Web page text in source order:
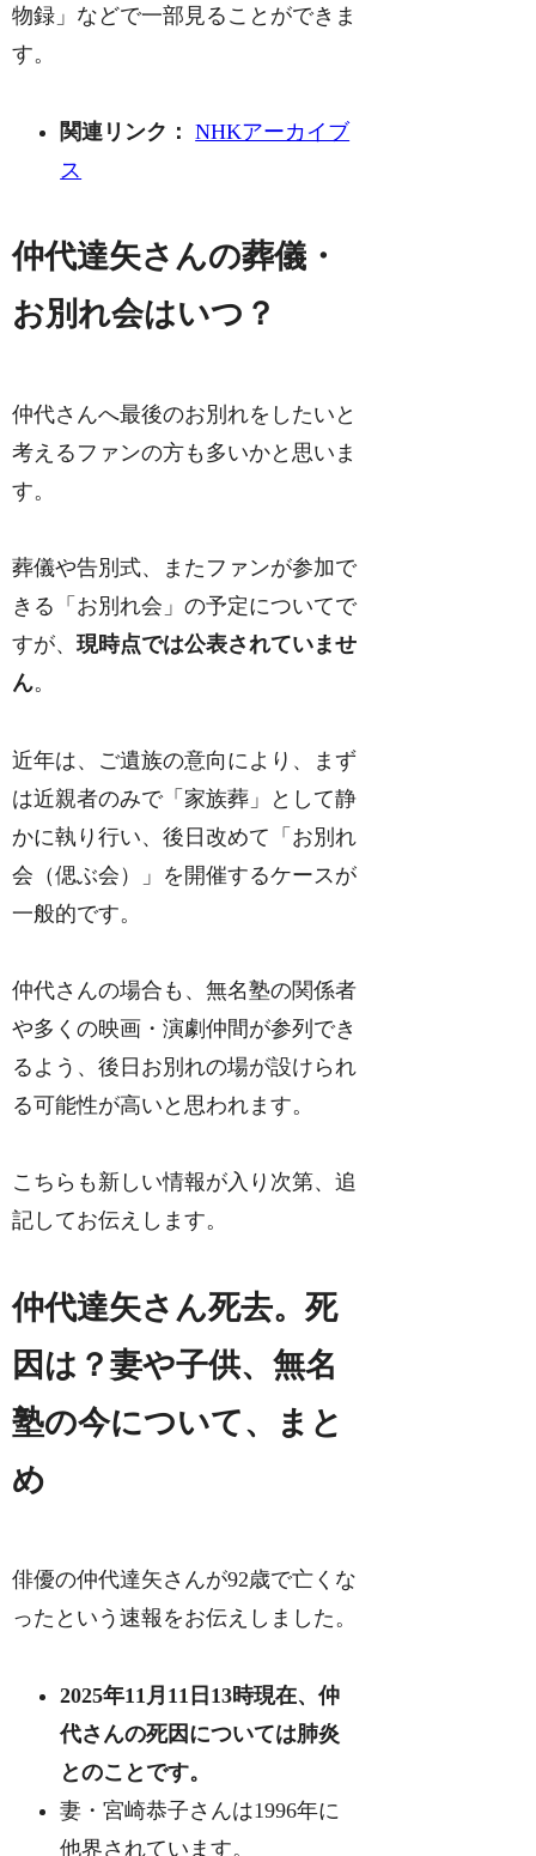
物録」などで一部見ることができま
す。
関連リンク：
NHKアーカイブ
ス
仲代達矢さんの葬儀・
お別れ会はいつ？
仲代さんへ最後のお別れをしたいと
考えるファンの方も多いかと思いま
す。
葬儀や告別式、またファンが参加で
きる「お別れ会」の予定についてで
すが、現時点では公表されていませ
ん。
近年は、ご遺族の意向により、まず
は近親者のみで「家族葬」として静
かに執り行い、後日改めて「お別れ
会（偲ぶ会）」を開催するケースが
一般的です。
仲代さんの場合も、無名塾の関係者
や多くの映画・演劇仲間が参列でき
るよう、後日お別れの場が設けられ
る可能性が高いと思われます。
こちらも新しい情報が入り次第、追
記してお伝えします。
仲代達矢さん死去。死
因は？妻や子供、無名
塾の今について、まと
め
俳優の仲代達矢さんが92歳で亡くな
ったという速報をお伝えしました。
2025年11月11日13時現在、仲
代さんの死因については肺炎
とのことです。
妻・宮崎恭子さんは1996年に
他界されています。